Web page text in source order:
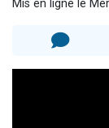
Mis en ligne le